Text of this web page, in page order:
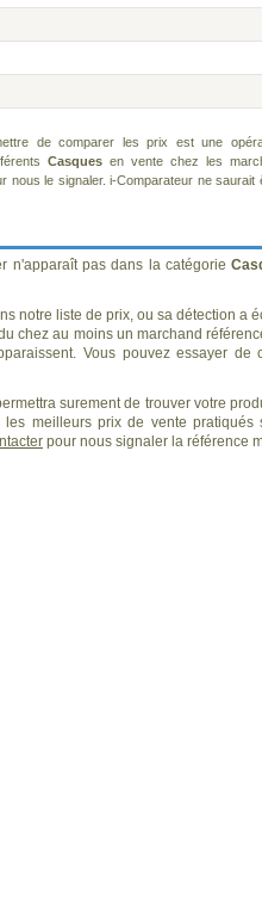
de comparer les prix est une
Casques en vente chez les
nous le signaler. i-Comparateur ne
n'apparaît pas dans la catégorie
notre liste de prix, ou sa détection a
chez au moins un marchand
Vous pouvez essayer de
surement de trouver votre
meilleurs prix de vente
pour nous signaler la référence